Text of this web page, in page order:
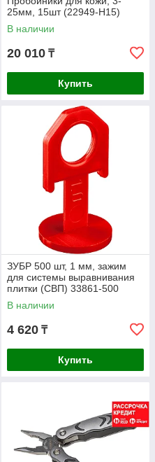
25мм, 15шт (22949-H15)
В наличии
20 010 ₸
Купить
ЗУБР 500 шт, 1 мм, зажим
для системы выравнивания
плитки (СВП) 33861-500
В наличии
4 620 ₸
Купить